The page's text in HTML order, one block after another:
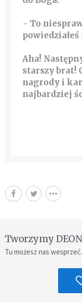
- To
Aha!
starszy brat!
nagrody i
najbardziej
Tworzymy
Tu możesz nas wesprzeć.